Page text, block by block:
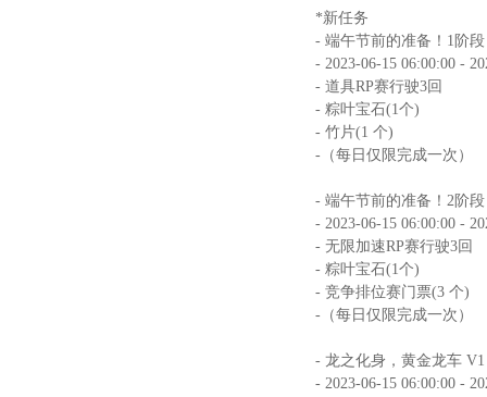
*新任务
- 端午节前的准备！1阶段
- 2023-06-15 06:00:00 -
- 道具RP赛行驶3回
- 粽叶宝石(1个)
- 竹片(1 个)
-（每日仅限完成一次）
- 端午节前的准备！2阶段
- 2023-06-15 06:00:00 -
- 无限加速RP赛行驶3回
- 粽叶宝石(1个)
- 竞争排位赛门票(3 个)
-（每日仅限完成一次）
- 龙之化身，黄金龙车 V1
- 2023-06-15 06:00:00 -